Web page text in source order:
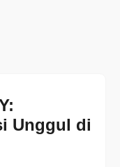
Unggul di